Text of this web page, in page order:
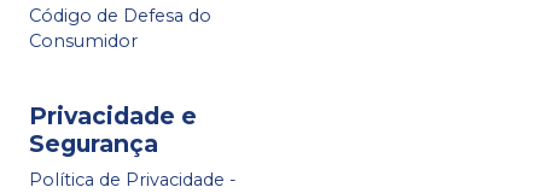
Código de Defesa do
Consumidor
Privacidade e
Segurança
Política de Privacidade -